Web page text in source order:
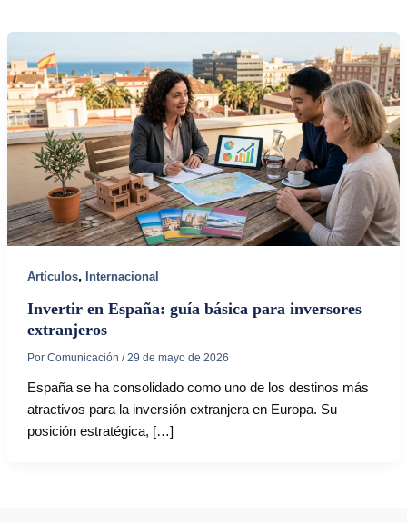
Artículos, Internacional
Invertir en España: guía básica para inversores
extranjeros
Por Comunicación /29 de mayo de 2026
España se ha consolidado como uno de los destinos más
atractivos para la inversión extranjera en Europa. Su
posición estratégica, […]